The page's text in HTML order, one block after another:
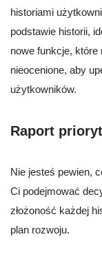
historiami
podstawie historii,
nowe funkcje, które
nieocenione, aby
użytkowników.
Raport
Nie jesteś pewien,
Ci podejmować
złożoność każdej
plan rozwoju.